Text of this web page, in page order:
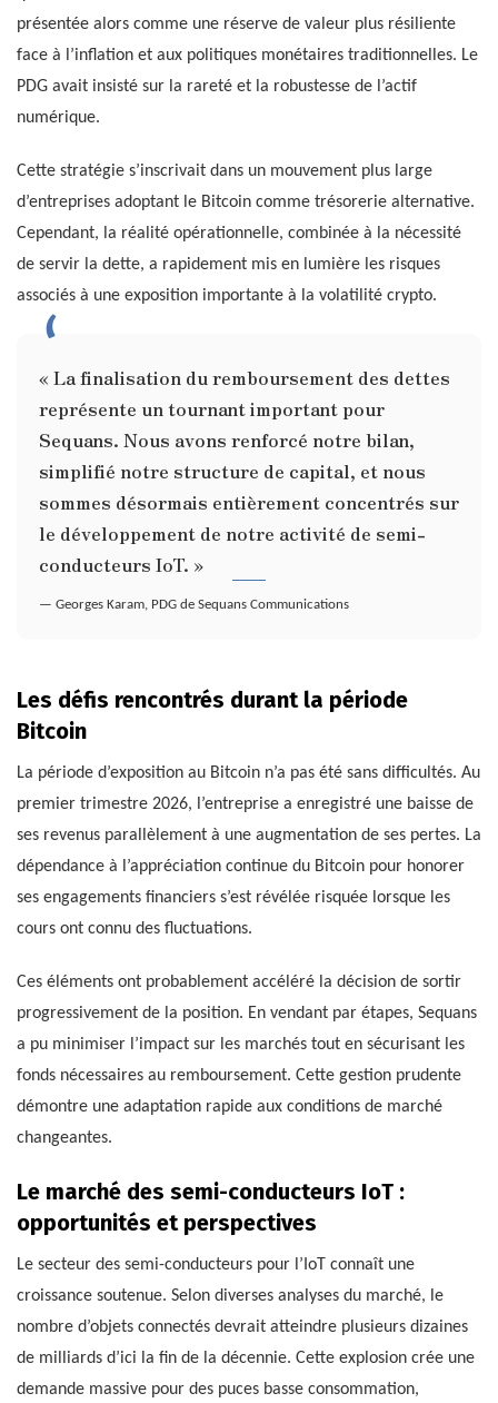
présentée alors comme une réserve de valeur plus résiliente
face à l’inflation et aux politiques monétaires traditionnelles. Le
PDG avait insisté sur la rareté et la robustesse de l’actif
numérique.
Cette stratégie s’inscrivait dans un mouvement plus large
d’entreprises adoptant le Bitcoin comme trésorerie alternative.
Cependant, la réalité opérationnelle, combinée à la nécessité
de servir la dette, a rapidement mis en lumière les risques
associés à une exposition importante à la volatilité crypto.
« La finalisation du remboursement des dettes
représente un tournant important pour
Sequans. Nous avons renforcé notre bilan,
simplifié notre structure de capital, et nous
sommes désormais entièrement concentrés sur
le développement de notre activité de semi-
conducteurs IoT. »
— Georges Karam, PDG de Sequans Communications
Les défis rencontrés durant la période
Bitcoin
La période d’exposition au Bitcoin n’a pas été sans difficultés. Au
premier trimestre 2026, l’entreprise a enregistré une baisse de
ses revenus parallèlement à une augmentation de ses pertes. La
dépendance à l’appréciation continue du Bitcoin pour honorer
ses engagements financiers s’est révélée risquée lorsque les
cours ont connu des fluctuations.
Ces éléments ont probablement accéléré la décision de sortir
progressivement de la position. En vendant par étapes, Sequans
a pu minimiser l’impact sur les marchés tout en sécurisant les
fonds nécessaires au remboursement. Cette gestion prudente
démontre une adaptation rapide aux conditions de marché
changeantes.
Le marché des semi-conducteurs IoT :
opportunités et perspectives
Le secteur des semi-conducteurs pour l’IoT connaît une
croissance soutenue. Selon diverses analyses du marché, le
nombre d’objets connectés devrait atteindre plusieurs dizaines
de milliards d’ici la fin de la décennie. Cette explosion crée une
demande massive pour des puces basse consommation,